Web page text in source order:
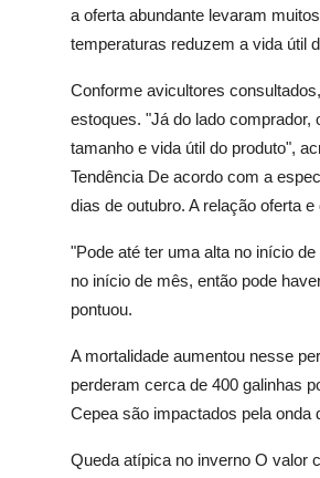
a oferta abundante levaram
temperaturas reduzem a vida útil
Conforme avicultores
estoques. "Já do lado
tamanho e vida útil do produto",
Tendência De acordo com a
dias de outubro. A relação oferta
"Pode até ter uma alta no início
no início de mês, então pode
pontuou.
A mortalidade aumentou nesse
perderam cerca de 400 galinhas
Cepea são impactados pela onda
Queda atípica no inverno O valor